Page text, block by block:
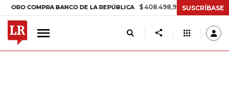
BANCO DE LA REPÚBLICA $ 408.498,97 +$ 8.753,81 +2,19%
SUSCRÍBASE